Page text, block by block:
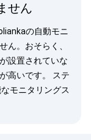
せん
の自動モニ
ん。おそらく、
設置されていな
高いです。
ステ
モニタリングス